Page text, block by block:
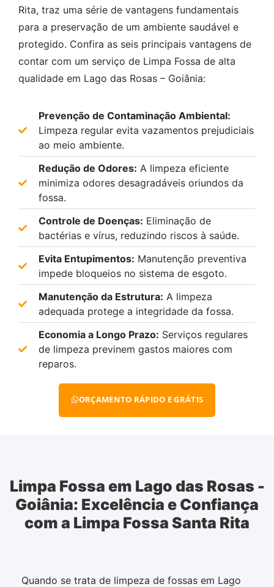
Rita, traz uma série de vantagens fundamentais
para a preservação de um ambiente saudável e
protegido. Confira as seis principais vantagens de
contar com um serviço de Limpa Fossa de alta
qualidade em Lago das Rosas – Goiânia:
Prevenção de Contaminação Ambiental:
Limpeza regular evita vazamentos prejudiciais
ao meio ambiente.
Redução de Odores: A limpeza eficiente
minimiza odores desagradáveis oriundos da
fossa.
Controle de Doenças: Eliminação de
bactérias e vírus, reduzindo riscos à saúde.
Evita Entupimentos: Manutenção preventiva
impede bloqueios no sistema de esgoto.
Manutenção da Estrutura: A limpeza
adequada protege a integridade da fossa.
Economia a Longo Prazo: Serviços regulares
de limpeza previnem gastos maiores com
reparos.
ORÇAMENTO RÁPIDO E GRÁTIS
Limpa Fossa em Lago das Rosas -
Goiânia: Excelência e Confiança
com a Limpa Fossa Santa Rita
Quando se trata de limpeza de fossas em Lago